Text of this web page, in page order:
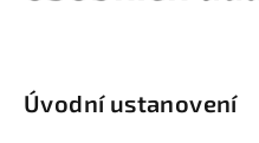
Úvodní ustanovení